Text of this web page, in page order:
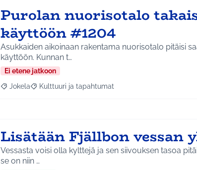
Purolan nuorisotalo
käyttöön #1204
Asukkaiden aikoinaan rakentama nuorisotalo pitäisi
käyttöön. Kunnan t…
Ei etene jatkoon
Rajaa tulokset aihepiirin mukaan: Jokela
Jokela Rajaa tulokset teeman mukaan: Kulttuuri ja
Kulttuuri ja tapahtumat
Lisätään Fjällbon vessan
Vessasta voisi olla kylttejä ja sen siivouksen tasoa
se on niin …